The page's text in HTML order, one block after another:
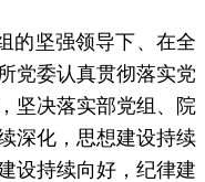
的坚强领导下、在全
党委认真贯彻落实党
坚决落实部党组、院
深化，思想建设持续
设持续向好，纪律建